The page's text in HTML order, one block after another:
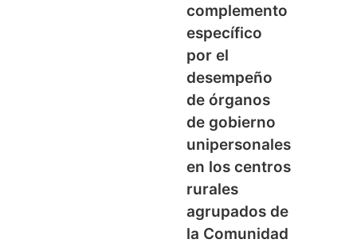
complemento
específico
por el
desempeño
de órganos
de gobierno
unipersonales
en los centros
rurales
agrupados de
la Comunidad